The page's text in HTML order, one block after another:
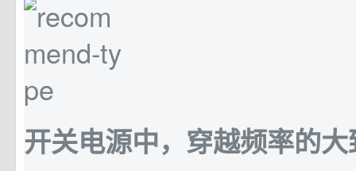
开关电源中，穿越频率的